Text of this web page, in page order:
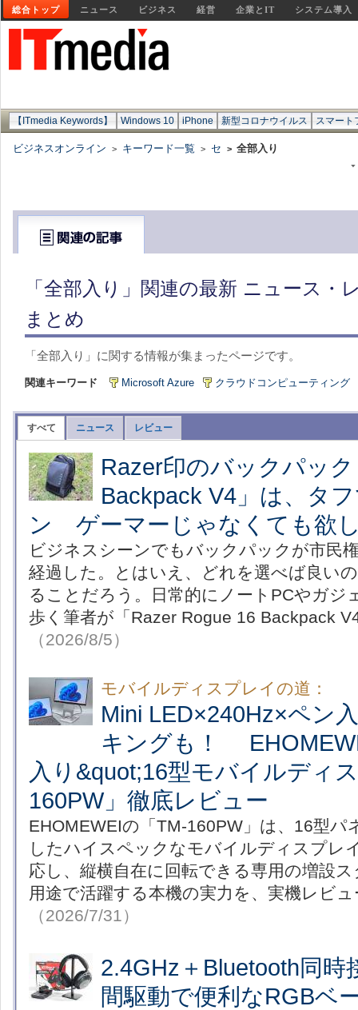
総合トップ ニュース ビジネス 経営 企業とIT システム導入
【ITmedia Keywords】 Windows 10 iPhone 新型コロナウイルス スマート
ビジネスオンライン > キーワード一覧 > セ > 全部入り
「全部入り」関連の最新 ニュース・
まとめ
「全部入り」に関する情報が集まったページです。
関連キーワード Microsoft Azure クラウドコンピューティング
すべて ニュース レビュー
Razer印のバックパッ
Backpack V4」は、タ
ン ゲーマーじゃなくても欲
ビジネスシーンでもバックパックが市民
経過した。とはいえ、どれを選べば良い
ることだろう。日常的にノートPCやガジ
歩く筆者が「Razer Rogue 16 Backpack
（2026/8/5）
モバイルディスプレイの道：
Mini LED×240Hz×ペン
キングも！
入り&quot;16型モバイルディ
160PW」徹底レビュー
EHOMEWEIの「TM-160PW」は、16型パ
したハイスペックなモバイルディスプレ
応し、縦横自在に回転できる専用の増設
用途で活躍する本機の実力を、実機レビ
（2026/7/31）
2.4GHz＋Bluetooth同時
間駆動で便利なRGBベ